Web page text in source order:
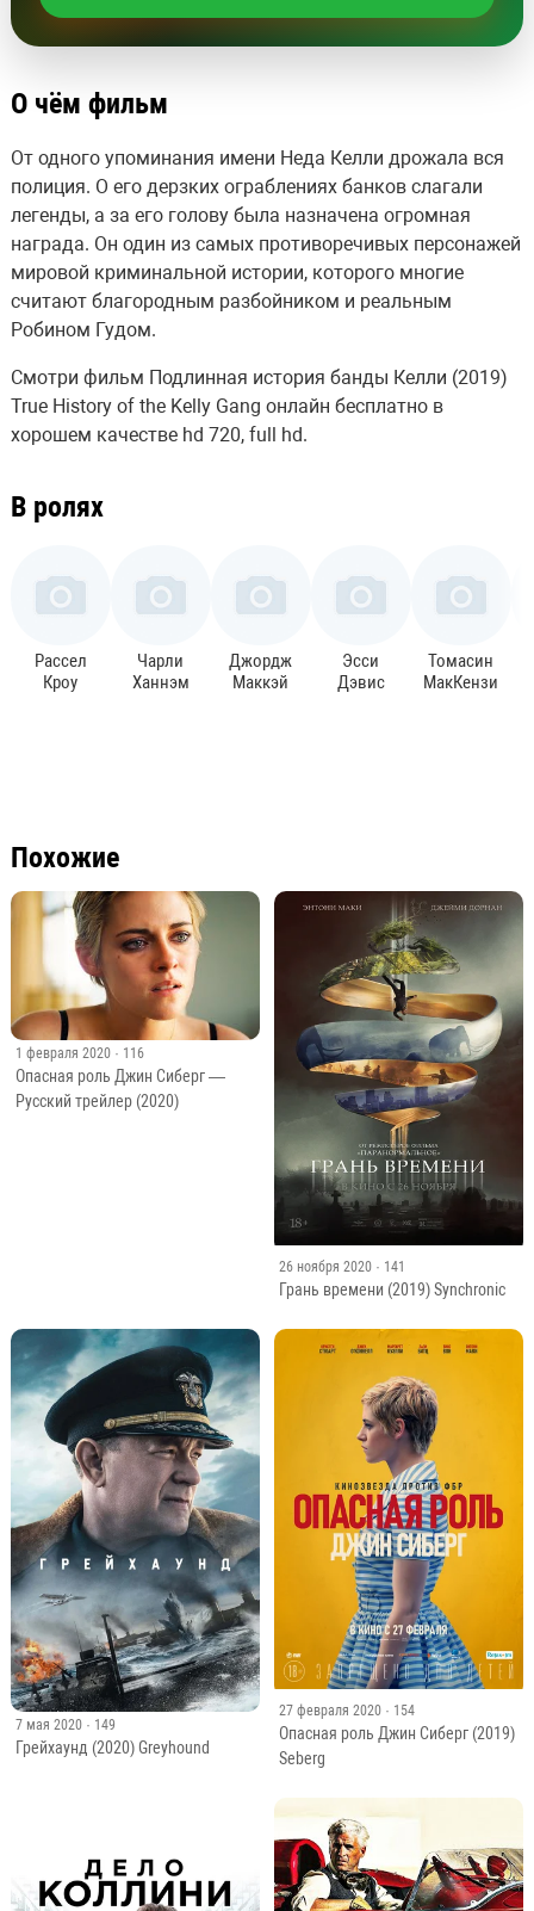
О чём фильм
От одного упоминания имени Неда Келли дрожала вся
полиция. О его дерзких ограблениях банков слагали
легенды, а за его голову была назначена огромная
награда. Он один из самых противоречивых персонажей
мировой криминальной истории, которого многие
считают благородным разбойником и реальным
Робином Гудом.
Смотри фильм Подлинная история банды Келли (2019)
True History of the Kelly Gang онлайн бесплатно в
хорошем качестве hd 720, full hd.
В ролях
Рассел
Кроу
Чарли
Ханнэм
Джордж
Маккэй
Эсси
Дэвис
Томасин
МакКензи
Похожие
1 февраля 2020 · 116
Опасная роль Джин Сиберг —
Русский трейлер (2020)
26 ноября 2020 · 141
Грань времени (2019) Synchronic
7 мая 2020 · 149
Грейхаунд (2020) Greyhound
27 февраля 2020 · 154
Опасная роль Джин Сиберг (2019)
Seberg